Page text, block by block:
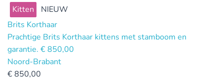
Kitten
NIEUW
Brits Korthaar
Prachtige Brits Korthaar kittens met stamboom en
garantie. € 850,00
Noord-Brabant
€850,00